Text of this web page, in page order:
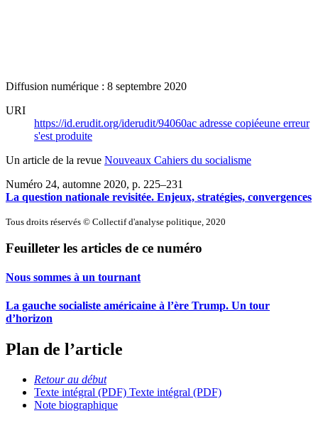
Diffusion numérique : 8 septembre 2020
URI
https://id.erudit.org/iderudit/94060ac adresse copiéeune erreur
s'est produite
Un article de la revue Nouveaux Cahiers du socialisme
Numéro 24, automne 2020, p. 225–231
La question nationale revisitée. Enjeux, stratégies, convergences
Tous droits réservés © Collectif d'analyse politique, 2020
Feuilleter les articles de ce numéro
Nous sommes à un tournant
La gauche socialiste américaine à l’ère Trump. Un tour
d’horizon
Plan de l’article
Retour au début
Texte intégral (PDF) Texte intégral (PDF)
Note biographique